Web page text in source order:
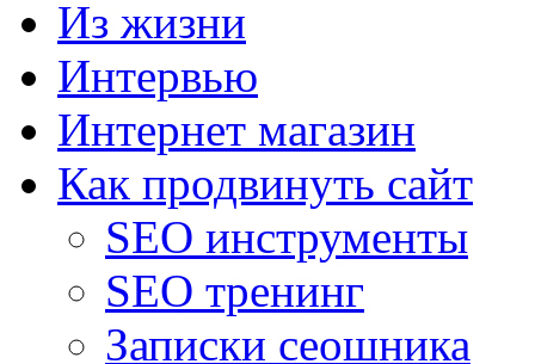
Из жизни
Интервью
Интернет магазин
Как продвинуть сайт
SEO инструменты
SEO тренинг
Записки сеошника